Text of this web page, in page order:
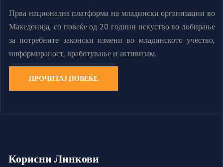
Прва национална платформа на младински организации во
Македонија, со повеќе од 20 години искуство во лобирање
за потребните законски измени во младинското учество,
информираност, вработување и активизам.
ПРОЧИТАЈ ПОВЕЌЕ
Корисни Линкови